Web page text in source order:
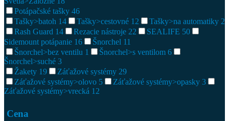
Potápačské tašky 46
Tašky>batoh 14 Tašky>cestovné 12 Tašky>na automatiky 2
Rash Guard 14 Rezacie nástroje 22 SEALIFE 50
Sidemount potápanie 16 Šnorchel 11
Šnorchel>bez ventilu 1 Šnorchel>s ventilom 6
Šnorchel>suché 3
Žakety 19 Záťažové systémy 29
Záťažové systémy>olovo 5 Záťažové systémy>opasky 3
Záťažové systémy>vrecká 12
Cena